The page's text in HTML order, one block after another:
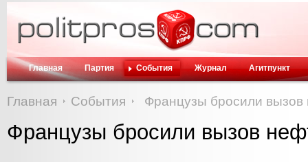
Главная Партия События Журнал Агитпункт
Главная События Французы бросили
Французы бросили вызов